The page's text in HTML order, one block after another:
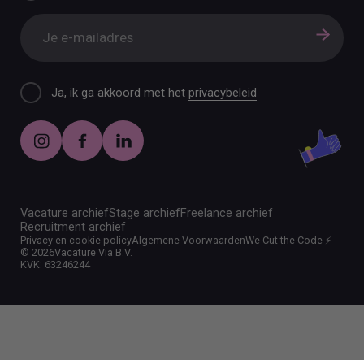
Ja, ik ga akkoord met hetprivacybeleid
Vacature archiefStage archiefFreelance archief
Recruitment archief
©2026Vacature Via B.V.
KVK: 63246244
Privacy en cookie policyAlgemene VoorwaardenWe Cut the Code ⚡️